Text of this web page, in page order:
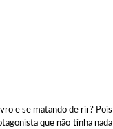
e se matando de rir? Pois
que não tinha nada